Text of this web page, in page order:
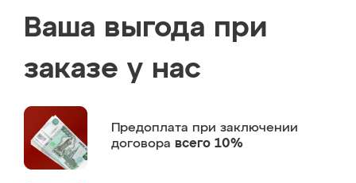
Ваша выгода при
заказе у нас
Предоплата при заключении
договора всего 10%